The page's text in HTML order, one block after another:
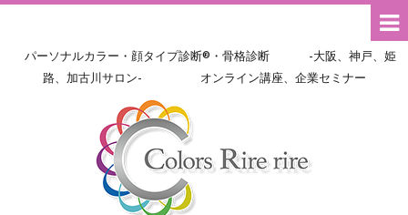
パーソナルカラー・顔タイプ診断®・骨格診断 -大阪、神戸、姫
路、加古川サロン- オンライン講座、企業セミナー